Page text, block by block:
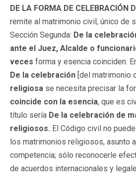
DE LA FORMA DE CELEBRACIÓN
remite al matrimonio civil, único de
Sección Segunda: De la
ante el Juez, Alcalde o
veces forma y esencia coinciden.
De la celebración [del matrimonio
religiosa se necesita precisar la
coincide con la esencia, que es
título sería De la celebración de
religiosos. El Código civil no
los matrimonios religiosos, asunto
competencia; sólo reconocerle
de acuerdos internacionales y